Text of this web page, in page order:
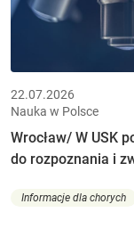
22.07.2026
Nauka w Polsce
Wrocław/ W USK
do rozpoznania i
Informacje dla chorych